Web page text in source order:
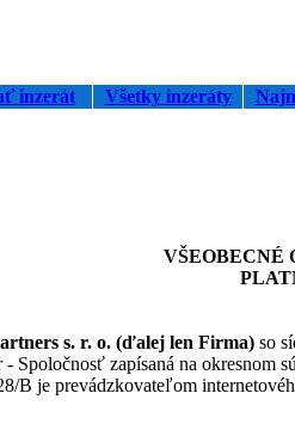
inzerát Všetky inzeráty
VŠEOBECNÉ
s. r. o. (ďalej len Firma) so
Spoločnosť zapísaná na okresnom
B je prevádzkovateľom